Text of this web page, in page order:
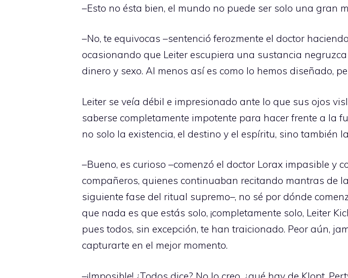
–Esto no ésta bien, el mundo no puede ser solo una gran
–No, te equivocas –sentenció ferozmente el doctor
ocasionando que Leiter escupiera una sustancia
dinero y sexo. Al menos así es como lo hemos diseñado,
Leiter se veía débil e impresionado ante lo que sus ojos
saberse completamente impotente para hacer frente a la
no solo la existencia, el destino y el espíritu, sino también
–Bueno, es curioso –comenzó el doctor Lorax impasible y
compañeros, quienes continuaban recitando mantras de
siguiente fase del ritual supremo–, no sé por dónde
que nada es que estás solo, ¡completamente solo, Leiter
pues todos, sin excepción, te han traicionado. Peor aún,
capturarte en el mejor momento.